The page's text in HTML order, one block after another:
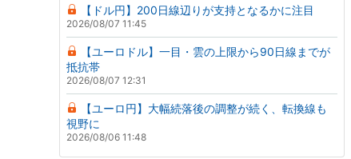
【ドル円】200日線辺りが支持となるかに注目
2026/08/07 11:45
【ユーロドル】一目・雲の上限から90日線までが
抵抗帯
2026/08/07 12:31
【ユーロ円】大幅続落後の調整が続く、転換線も
視野に
2026/08/06 11:48